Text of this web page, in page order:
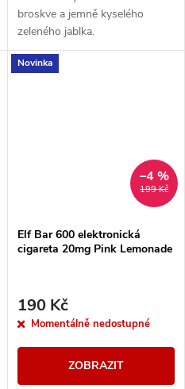
broskve a jemně kyselého
zeleného jablka.
Novinka
199 Kč
–4 %
Elf Bar 600 elektronická
cigareta 20mg Pink Lemonade
190 Kč
Momentálně nedostupné
ZOBRAZIT